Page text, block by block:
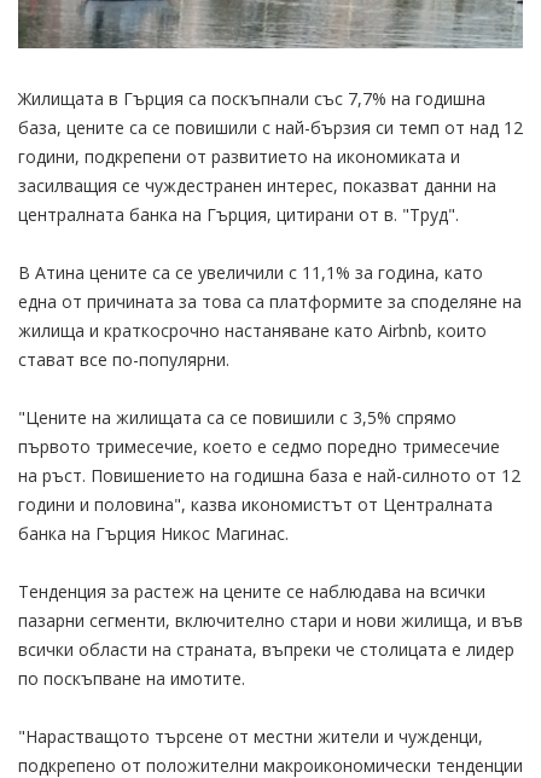
Жилищата в Гърция са поскъпнали със 7,7% на годишна
база, цените са се повишили с най-бързия си темп от над 12
години, подкрепени от развитието на икономиката и
засилващия се чуждестранен интерес, показват данни на
централната банка на Гърция, цитирани от в. "Труд".
В Атина цените са се увеличили с 11,1% за година, като
една от причината за това са платформите за споделяне на
жилища и краткосрочно настаняване като Airbnb, които
стават все по-популярни.
"Цените на жилищата са се повишили с 3,5% спрямо
първото тримесечие, което е седмо поредно тримесечие
на ръст. Повишението на годишна база е най-силното от 12
години и половина", казва икономистът от Централната
банка на Гърция Никос Магинас.
Тенденция за растеж на цените се наблюдава на всички
пазарни сегменти, включително стари и нови жилища, и във
всички области на страната, въпреки че столицата е лидер
по поскъпване на имотите.
"Нарастващото търсене от местни жители и чужденци,
подкрепено от положителни макроикономически тенденции